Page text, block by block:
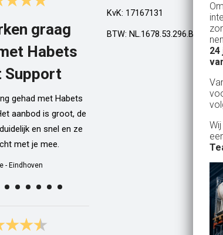
graag
Habets
Support
gehad met Habets
aanbod is groot, de
en snel en ze
met je mee.
- Eindhoven
Top!
Al een aantal jaar huren wij in
een kamphuis met vrienden. We
dan een bar incl vaten bier en
wordt netjes voor ons
doen als je een vat gaat
Alle spullen worden op
weer netjes opgehaald ook al
dan weer thuis ;) In het warme
van 10 juli waren wij
Geldrop en we hebben van het
het eind een heerlijk koud
KvK: 17167131
BTW: NL.1678.53.296.B01
24